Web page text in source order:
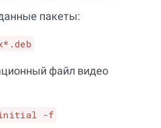
пакеты:
файл видео
initial -f